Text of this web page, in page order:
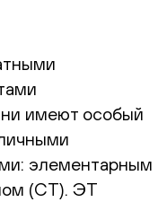
имеют особый
элементарным
(СТ). ЭТ